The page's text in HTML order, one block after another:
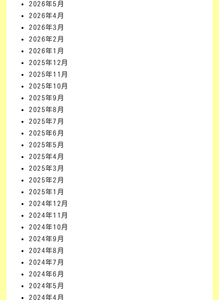
2026年5月
2026年4月
2026年3月
2026年2月
2026年1月
2025年12月
2025年11月
2025年10月
2025年9月
2025年8月
2025年7月
2025年6月
2025年5月
2025年4月
2025年3月
2025年2月
2025年1月
2024年12月
2024年11月
2024年10月
2024年9月
2024年8月
2024年7月
2024年6月
2024年5月
2024年4月